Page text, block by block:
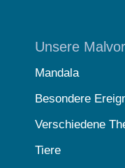
Unsere
Mandala
Besondere
Verschiedene
Tiere